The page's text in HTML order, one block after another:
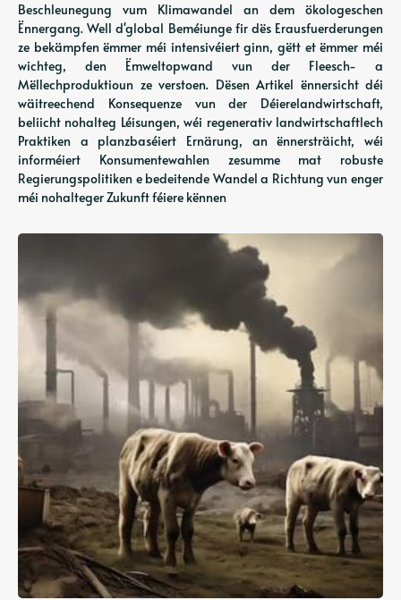
Beschleunegung vum Klimawandel an dem ökologeschen
Ënnergang. Well d'global Beméiunge fir dës Erausfuerderungen
ze bekämpfen ëmmer méi intensivéiert ginn, gëtt et ëmmer méi
wichteg, den Ëmweltopwand vun der Fleesch- a
Mëllechproduktioun ze verstoen. Dësen Artikel ënnersicht déi
wäitreechend Konsequenze vun der Déierelandwirtschaft,
beliicht nohalteg Léisungen, wéi regenerativ landwirtschaftlech
Praktiken a planzbaséiert Ernärung, an ënnersträicht, wéi
informéiert Konsumentewahlen zesumme mat robuste
Regierungspolitiken e bedeitende Wandel a Richtung vun enger
méi nohalteger Zukunft féiere kënnen